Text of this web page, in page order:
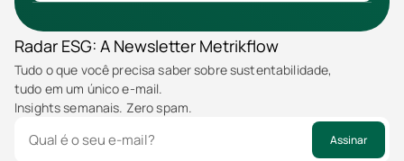
Radar ESG: A Newsletter Metrikflow
Tudo o que você precisa saber sobre sustentabilidade,
tudo em um único e-mail.
Insights semanais. Zero spam.
Assinar